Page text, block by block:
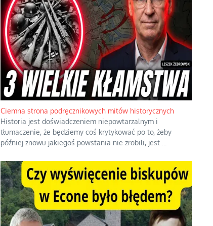
Ciemna strona podręcznikowych mitów historycznych
Historia jest doświadczeniem niepowtarzalnym i
tłumaczenie, że będziemy coś krytykować po to, żeby
później znowu jakiegoś powstania nie zrobili, jest